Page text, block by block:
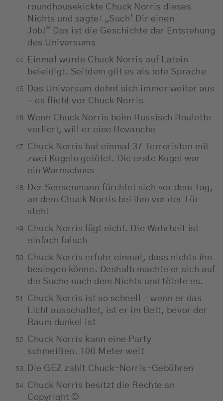
roundhousekickte Chuck Norris dieses
Nichts und sagte: „Such‘ Dir einen
Job!“ Das ist die Geschichte der Entstehung
des Universums
Einmal wurde Chuck Norris auf Latein
beleidigt. Seitdem gilt es als tote Sprache
Das Universum dehnt sich immer weiter aus
- es flieht vor Chuck Norris
Wenn Chuck Norris beim Russisch Roulette
verliert, will er eine Revanche
Chuck Norris hat einmal 37 Terroristen mit
zwei Kugeln getötet. Die erste Kugel war
ein Warnschuss
Der Sensenmann fürchtet sich vor dem Tag,
an dem Chuck Norris bei ihm vor der Tür
steht
Chuck Norris lügt nicht. Die Wahrheit ist
einfach falsch
Chuck Norris erfuhr einmal, dass nichts ihn
besiegen könne. Deshalb machte er sich auf
die Suche nach dem Nichts und tötete es.
Chuck Norris ist so schnell – wenn er das
Licht ausschaltet, ist er im Bett, bevor der
Raum dunkel ist
Chuck Norris kann eine Party
schmeißen. 100 Meter weit
Die GEZ zahlt Chuck-Norris-Gebühren
Chuck Norris besitzt die Rechte an
Copyright ©